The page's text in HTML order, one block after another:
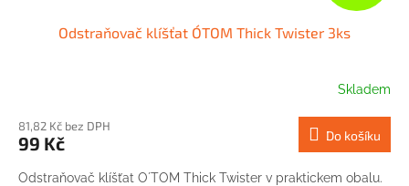
Odstraňovač klíšťat O´TOM Thick Twister 3ks
Skladem
81,82 Kč bez DPH
99 Kč Do košíku
Odstraňovač klíšťat O´TOM Thick Twister v praktickem obalu.